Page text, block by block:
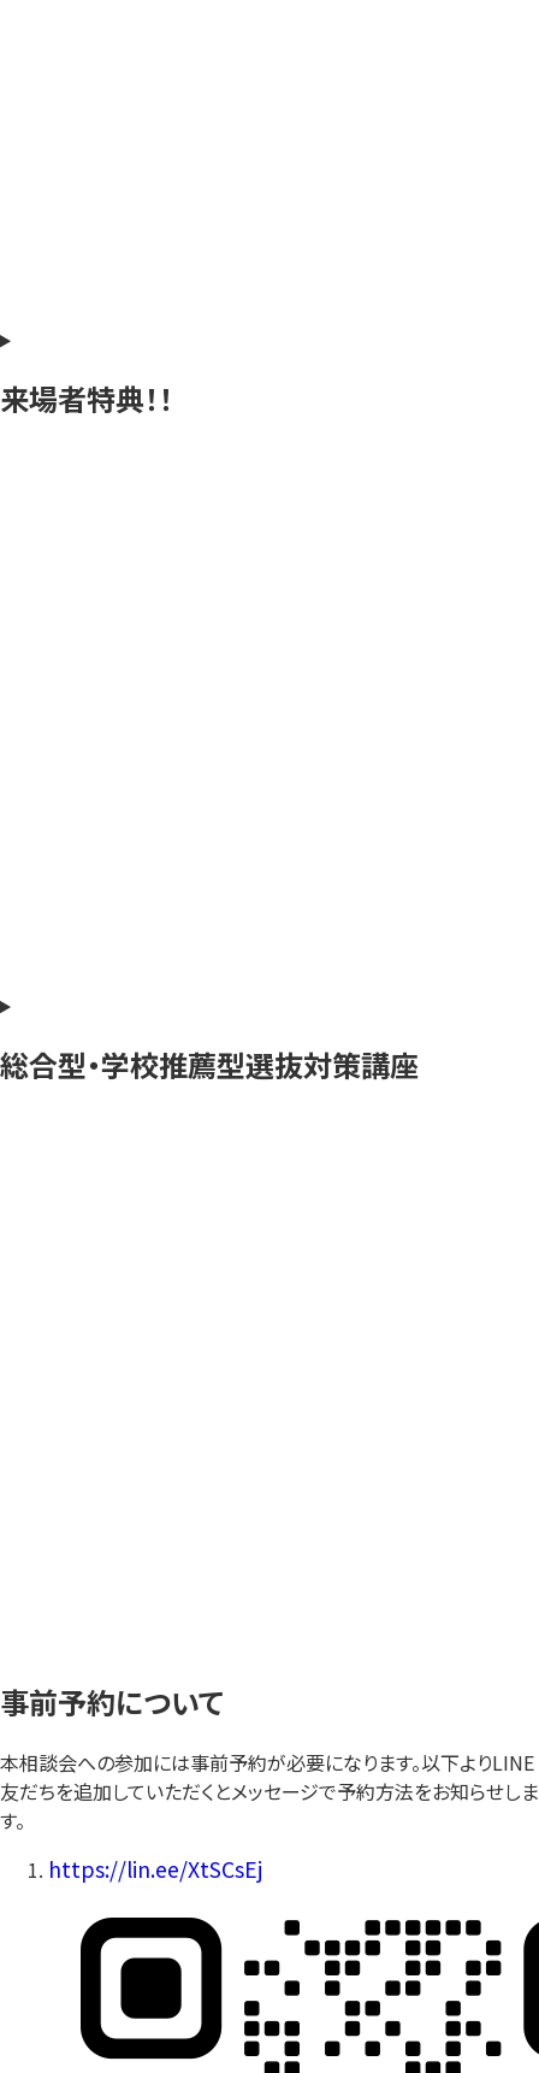
来場者特典！！
総合型・学校推薦型選抜対策講座
事前予約について
本相談会への参加には事前予約が必要になります。以下よりLINE
友だちを追加していただくとメッセージで予約方法をお知らせしま
す。
https://lin.ee/XtSCsEj